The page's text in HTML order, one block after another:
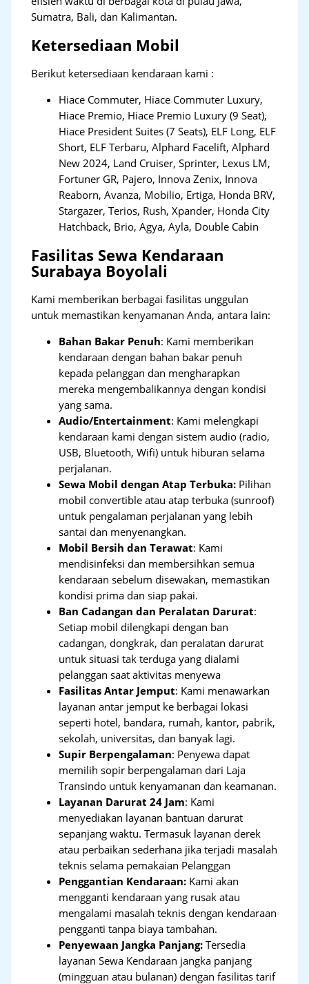
Sumatra, Bali, dan Kalimantan.
Ketersediaan Mobil
Berikut ketersediaan kendaraan kami :
Hiace Commuter, Hiace Commuter Luxury,
Hiace Premio, Hiace Premio Luxury (9 Seat),
Hiace President Suites (7 Seats), ELF Long, ELF
Short, ELF Terbaru, Alphard Facelift, Alphard
New 2024, Land Cruiser, Sprinter, Lexus LM,
Fortuner GR, Pajero, Innova Zenix, Innova
Reaborn, Avanza, Mobilio, Ertiga, Honda BRV,
Stargazer, Terios, Rush, Xpander, Honda City
Hatchback, Brio, Agya, Ayla, Double Cabin
Fasilitas Sewa Kendaraan
Surabaya Boyolali
Kami memberikan berbagai fasilitas unggulan
untuk memastikan kenyamanan Anda, antara lain:
Bahan Bakar Penuh: Kami memberikan
kendaraan dengan bahan bakar penuh
kepada pelanggan dan mengharapkan
mereka mengembalikannya dengan kondisi
yang sama.
Audio/Entertainment: Kami melengkapi
kendaraan kami dengan sistem audio (radio,
USB, Bluetooth, Wifi) untuk hiburan selama
perjalanan.
Sewa Mobil dengan Atap Terbuka: Pilihan
mobil convertible atau atap terbuka (sunroof)
untuk pengalaman perjalanan yang lebih
santai dan menyenangkan.
Mobil Bersih dan Terawat: Kami
mendisinfeksi dan membersihkan semua
kendaraan sebelum disewakan, memastikan
kondisi prima dan siap pakai.
Ban Cadangan dan Peralatan Darurat:
Setiap mobil dilengkapi dengan ban
cadangan, dongkrak, dan peralatan darurat
untuk situasi tak terduga yang dialami
pelanggan saat aktivitas menyewa
Fasilitas Antar Jemput: Kami menawarkan
layanan antar jemput ke berbagai lokasi
seperti hotel, bandara, rumah, kantor, pabrik,
sekolah, universitas, dan banyak lagi.
Supir Berpengalaman: Penyewa dapat
memilih sopir berpengalaman dari Laja
Transindo untuk kenyamanan dan keamanan.
Layanan Darurat 24 Jam: Kami
menyediakan layanan bantuan darurat
sepanjang waktu. Termasuk layanan derek
atau perbaikan sederhana jika terjadi masalah
teknis selama pemakaian Pelanggan
Penggantian Kendaraan: Kami akan
mengganti kendaraan yang rusak atau
mengalami masalah teknis dengan kendaraan
pengganti tanpa biaya tambahan.
Penyewaan Jangka Panjang: Tersedia
layanan Sewa Kendaraan jangka panjang
(mingguan atau bulanan) dengan fasilitas tarif